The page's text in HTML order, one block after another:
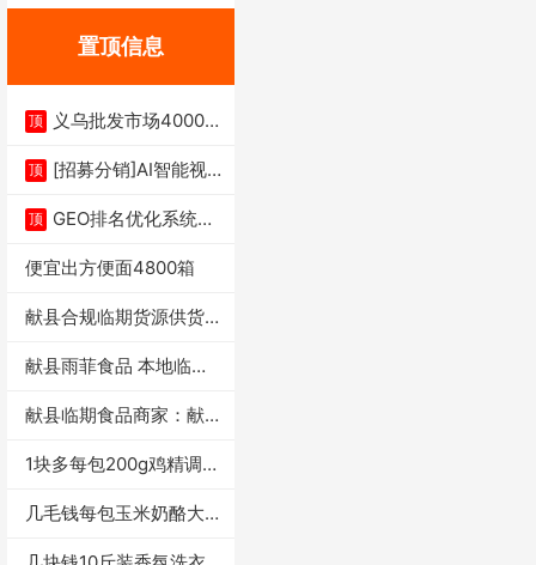
置顶信息
顶
义乌批发市场4000多
顶 [招募分销]AI智能视
顶 GEO排名优化系统+A
便宜出方便面4800箱
献县合规临期货源供货商
献县雨菲食品 本地临期
献县临期食品商家：献县
1块多每包200g鸡精调味
几毛钱每包玉米奶酪大虾